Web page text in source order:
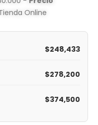
Online
$248,433
$278,200
$374,500